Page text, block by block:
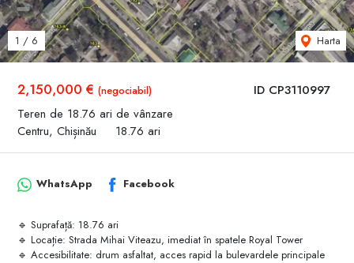
ID CP3110997
2,150,000 € (negociabil)
Teren de 18.76 ari de vânzare
Centru, Chișinău
18.76 ari
1 / 6 Harta
WhatsApp Facebook
🔹 Suprafață: 18.76 ari
🔹 Locație: Strada Mihai Viteazu, imediat în spatele Royal Tower
🔹 Accesibilitate: drum asfaltat, acces rapid la bulevardele principale